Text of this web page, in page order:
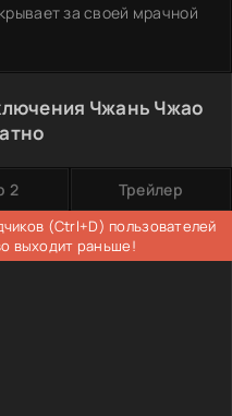
за своей мрачной
Чжань Чжао
2 Трейлер
(Ctrl+D) пользователей
выходит раньше!